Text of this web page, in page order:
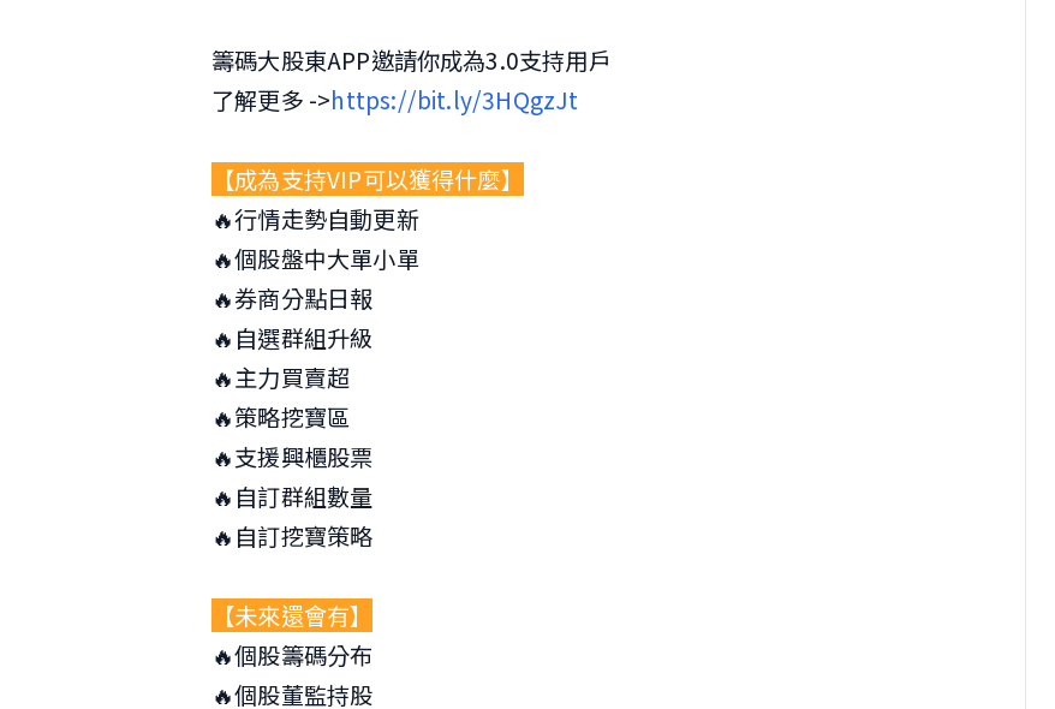
籌碼大股東APP邀請你成為3.0支持用戶
了解更多 ->https://bit.ly/3HQgzJt
【成為支持VIP可以獲得什麼】
🔥行情走勢自動更新
🔥個股盤中大單小單
🔥券商分點日報
🔥自選群組升級
🔥主力買賣超
🔥策略挖寶區
🔥支援興櫃股票
🔥自訂群組數量
🔥自訂挖寶策略
【未來還會有】
🔥個股籌碼分布
🔥個股董監持股